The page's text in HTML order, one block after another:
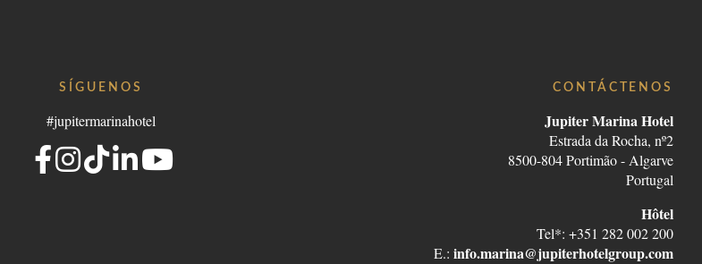
SÍGUENOS
#jupitermarinahotel
CONTÁCTENOS
Jupiter Marina Hotel
Estrada da Rocha, nº2
8500-804 Portimão - Algarve
Portugal
Hôtel
Tel*: +351 282 002 200
E.: info.marina@jupiterhotelgroup.com